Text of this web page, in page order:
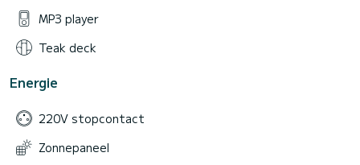
MP3 player
Teak deck
Energie
220V stopcontact
Zonnepaneel